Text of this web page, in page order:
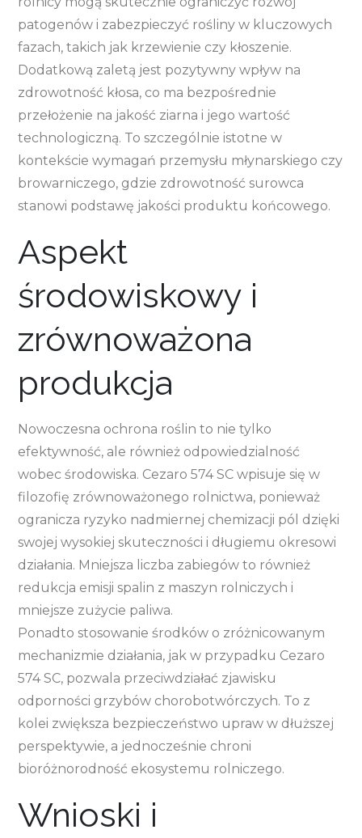
patogenów i zabezpieczyć rośliny w kluczowych
fazach, takich jak krzewienie czy kłoszenie.
Dodatkową zaletą jest pozytywny wpływ na
zdrowotność kłosa, co ma bezpośrednie
przełożenie na jakość ziarna i jego wartość
technologiczną. To szczególnie istotne w
kontekście wymagań przemysłu młynarskiego czy
browarniczego, gdzie zdrowotność surowca
stanowi podstawę jakości produktu końcowego.
Aspekt
środowiskowy i
zrównoważona
produkcja
Nowoczesna ochrona roślin to nie tylko
efektywność, ale również odpowiedzialność
wobec środowiska. Cezaro 574 SC wpisuje się w
filozofię zrównoważonego rolnictwa, ponieważ
ogranicza ryzyko nadmiernej chemizacji pól dzięki
swojej wysokiej skuteczności i długiemu okresowi
działania. Mniejsza liczba zabiegów to również
redukcja emisji spalin z maszyn rolniczych i
mniejsze zużycie paliwa.
Ponadto stosowanie środków o zróżnicowanym
mechanizmie działania, jak w przypadku Cezaro
574 SC, pozwala przeciwdziałać zjawisku
odporności grzybów chorobotwórczych. To z
kolei zwiększa bezpieczeństwo upraw w dłuższej
perspektywie, a jednocześnie chroni
bioróżnorodność ekosystemu rolniczego.
Wnioski i